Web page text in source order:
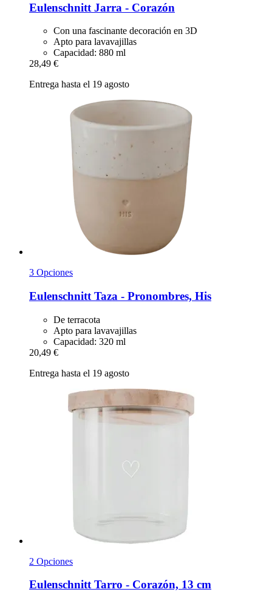
Eulenschnitt Jarra -​ Corazón
Con una fascinante decoración en 3D
Apto para lavavajillas
Capacidad: 880 ml
28,49 €
Entrega hasta el 19 agosto
3 Opciones
Eulenschnitt Taza -​ Pronombres, His
De terracota
Apto para lavavajillas
Capacidad: 320 ml
20,49 €
Entrega hasta el 19 agosto
2 Opciones
EulenschnittTarro -​ Corazón, 13 cm